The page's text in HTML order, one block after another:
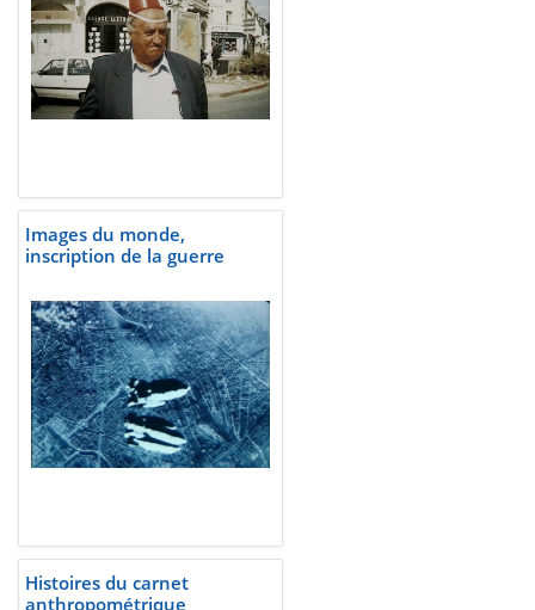
Images du monde,
inscription de la guerre
Histoires du carnet
anthropométrique